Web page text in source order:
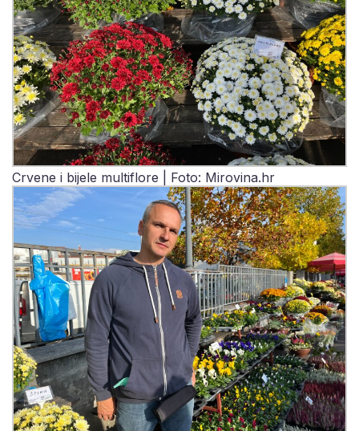
Crvene i bijele multiflore | Foto: Mirovina.hr